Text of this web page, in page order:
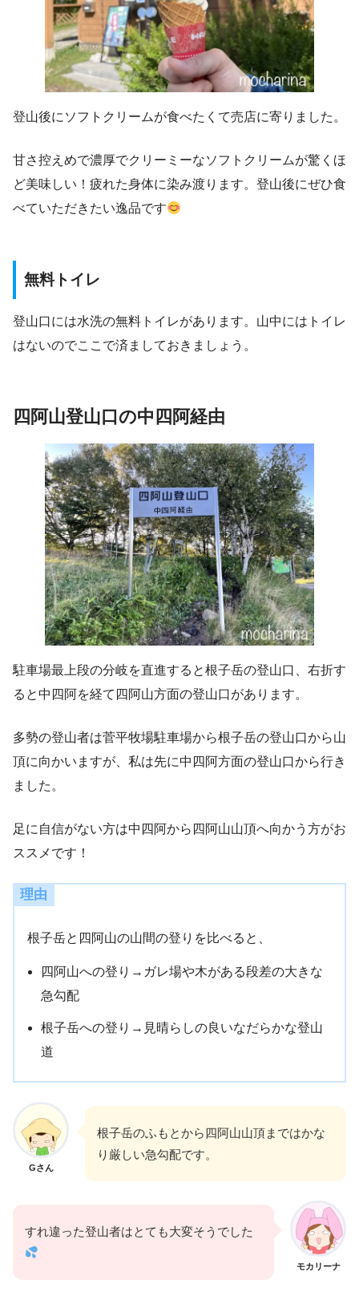
登山後にソフトクリームが食べたくて売店に寄りました。
甘さ控えめで濃厚でクリーミーなソフトクリームが驚くほ
ど美味しい！疲れた身体に染み渡ります。登山後にぜひ食
べていただきたい逸品です
無料トイレ
登山口には水洗の無料トイレがあります。山中にはトイレ
はないのでここで済ましておきましょう。
四阿山登山口の中四阿経由
駐車場最上段の分岐を直進すると根子岳の登山口、右折す
ると中四阿を経て四阿山方面の登山口があります。
多勢の登山者は菅平牧場駐車場から根子岳の登山口から山
頂に向かいますが、私は先に中四阿方面の登山口から行き
ました。
足に自信がない方は中四阿から四阿山山頂へ向かう方がお
ススメです！
理由
根子岳と四阿山の山間の登りを比べると、
四阿山への登り→ガレ場や木がある段差の大きな
急勾配
根子岳への登り→見晴らしの良いなだらかな登山
道
Gさん
根子岳のふもとから四阿山山頂まではかな
り厳しい急勾配です。
モカリーナ
すれ違った登山者はとても大変そうでした